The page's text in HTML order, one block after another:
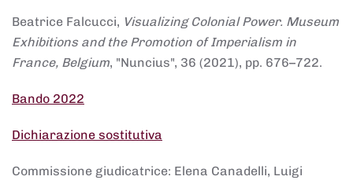
Beatrice Falcucci, Visualizing Colonial Power. Museum
Exhibitions and the Promotion of Imperialism in
France, Belgium, "Nuncius", 36 (2021), pp. 676–722.
Bando 2022
Dichiarazione sostitutiva
Commissione giudicatrice: Elena Canadelli, Luigi